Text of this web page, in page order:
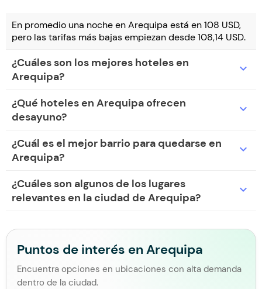
En promedio una noche en Arequipa está en 108 USD,
pero las tarifas más bajas empiezan desde 108,14 USD.
¿Cuáles son los mejores hoteles en
Arequipa?
expand_more
¿Qué hoteles en Arequipa ofrecen
desayuno?
expand_more
¿Cuál es el mejor barrio para quedarse en
Arequipa?
expand_more
¿Cuáles son algunos de los lugares
relevantes en la ciudad de Arequipa?
expand_more
Puntos de interés en Arequipa
Encuentra opciones en ubicaciones con alta demanda
dentro de la ciudad.